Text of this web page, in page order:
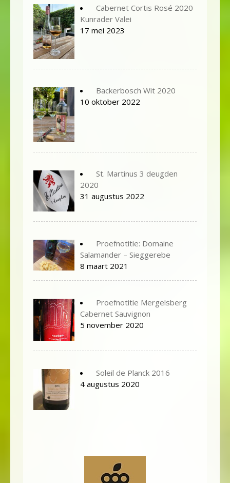
Cabernet Cortis Rosé 2020
Kunrader Valei
17 mei 2023
Backerbosch Wit 2020
10 oktober 2022
St. Martinus 3 deugden
2020
31 augustus 2022
Proefnotitie: Domaine
Salamander – Sieggerebe
8 maart 2021
Proefnotitie Mergelsberg
Cabernet Sauvignon
5 november 2020
Soleil de Planck 2016
4 augustus 2020